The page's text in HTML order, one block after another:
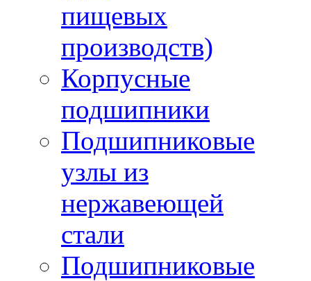
пищевых
производств)
Корпусные
подшипники
Подшипниковые
узлы из
нержавеющей
стали
Подшипниковые